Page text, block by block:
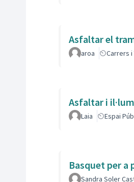
Asfaltar el
aroa Carrers i
Asfaltar i
Laia Espai
Basquet per a
Sandra Soler